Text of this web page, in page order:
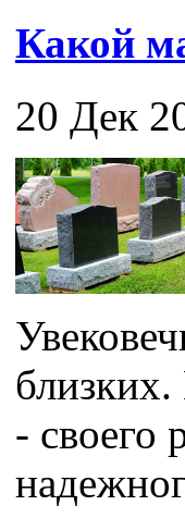
Какой
20 Дек
- своего